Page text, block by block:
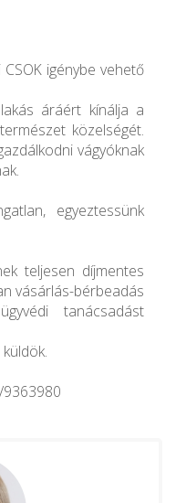
igénybe vehető
áráért kínálja a
közelségét.
vágyóknak
egyeztessünk
teljesen díjmentes
vásárlás-bérbeadás
tanácsadást
9363980